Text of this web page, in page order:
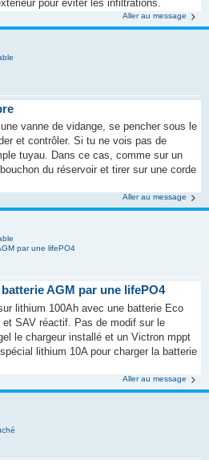
pour éviter les infiltrations.
Aller au message
vanne de vidange, se pencher sous le
et contrôler. Si tu ne vois pas de
tuyau. Dans ce cas, comme sur un
du réservoir et tirer sur une corde
Aller au message
par une lifePO4
AGM par une lifePO4
lithium 100Ah avec une batterie Eco
SAV réactif. Pas de modif sur le
le chargeur installé et un Victron mppt
lithium 10A pour charger la batterie
Aller au message